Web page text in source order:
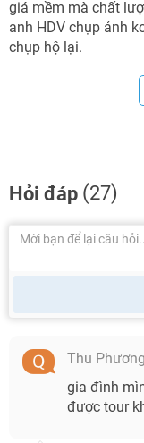
giá mềm mà chất
anh HDV chụp ảnh
chụp hộ lại.
Hỏi đáp (27)
Thu
gia đình
được tour